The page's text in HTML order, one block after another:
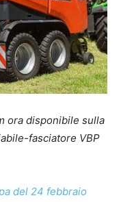
ora disponibile sulla
fasciatore VBP
del 24 febbraio